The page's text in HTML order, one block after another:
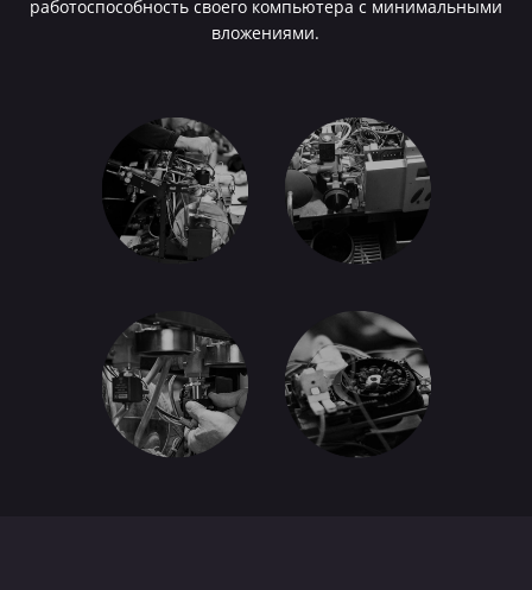
работоспособность своего компьютера с минимальными
вложениями.